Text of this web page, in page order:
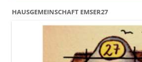
HAUSGEMEINSCHAFT EMSER27